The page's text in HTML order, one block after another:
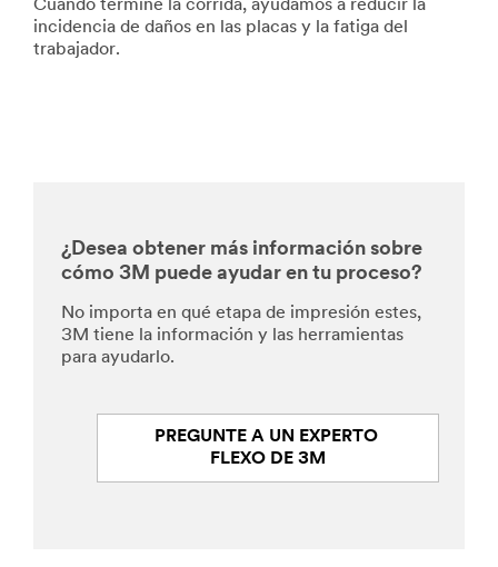
Cuando termine la corrida, ayudamos a reducir la
incidencia de daños en las placas y la fatiga del
trabajador.
¿Desea obtener más información sobre
cómo 3M puede ayudar en tu proceso?
No importa en qué etapa de impresión estes,
3M tiene la información y las herramientas
para ayudarlo.
PREGUNTE A UN EXPERTO
FLEXO DE 3M